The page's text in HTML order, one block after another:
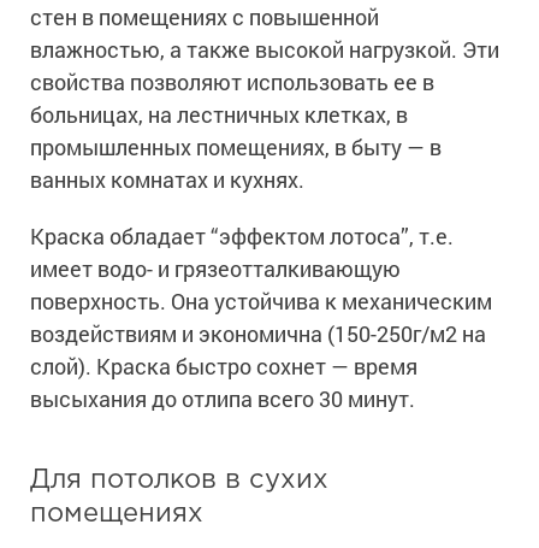
стен в помещениях с повышенной
влажностью, а также высокой нагрузкой. Эти
свойства позволяют использовать ее в
больницах, на лестничных клетках, в
промышленных помещениях, в быту — в
ванных комнатах и кухнях.
Краска обладает “эффектом лотоса”, т.е.
имеет водо- и грязеотталкивающую
поверхность. Она устойчива к механическим
воздействиям и экономична (150-250г/м2 на
слой). Краска быстро сохнет — время
высыхания до отлипа всего 30 минут.
Для потолков в сухих
помещениях